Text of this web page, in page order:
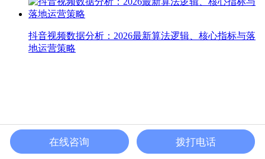
抖音视频数据分析：2026最新算法逻辑、核心指标与落
地运营策略
5.2K
在线咨询 拨打电话